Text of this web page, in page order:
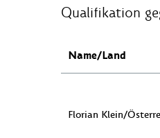
Qualifikation
Name/Land
Florian Klein/